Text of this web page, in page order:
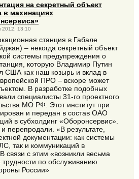
на секретный объект
в махинациях
2012, 13:10
станция в Габале
– некогда секретный объект
системы предупреждения о
которую Владимир Путин
США как наш козырь и вклад в
ПРО – вскоре может
В разработке подобных
специалисты 31-го проектного
МО РФ. Этот институт при
и передан в состав ОАО
в субхолдинг «Оборонсервис».
перепродали. «В результате,
документации: как системы
так и коммуникаций в
связи с этим «возникли весьма
трудности по обслуживанию
России»